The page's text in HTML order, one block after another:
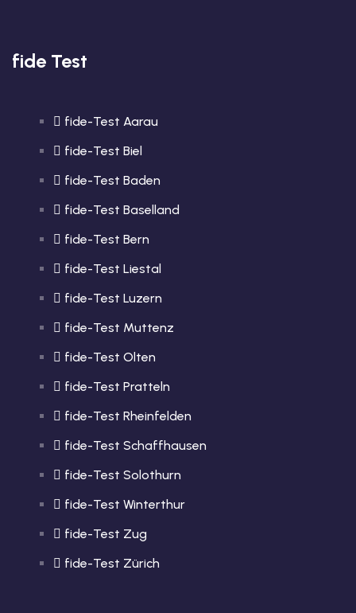
fide Test
fide-Test Aarau
fide-Test Biel
fide-Test Baden
fide-Test Baselland
fide-Test Bern
fide-Test Liestal
fide-Test Luzern
fide-Test Muttenz
fide-Test Olten
fide-Test Pratteln
fide-Test Rheinfelden
fide-Test Schaffhausen
fide-Test Solothurn
fide-Test Winterthur
fide-Test Zug
fide-Test Zürich